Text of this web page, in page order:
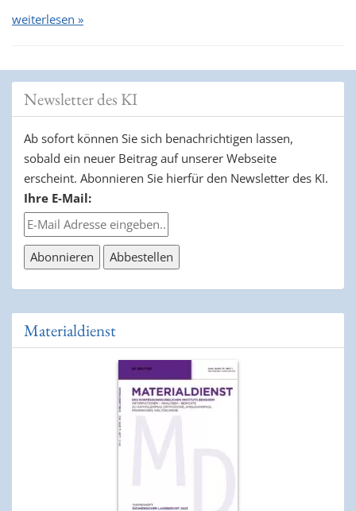
weiterlesen »
Newsletter des KI
Ab sofort können Sie sich benachrichtigen lassen,
sobald ein neuer Beitrag auf unserer Webseite
erscheint. Abonnieren Sie hierfür den Newsletter des KI.
Ihre E-Mail:
Materialdienst